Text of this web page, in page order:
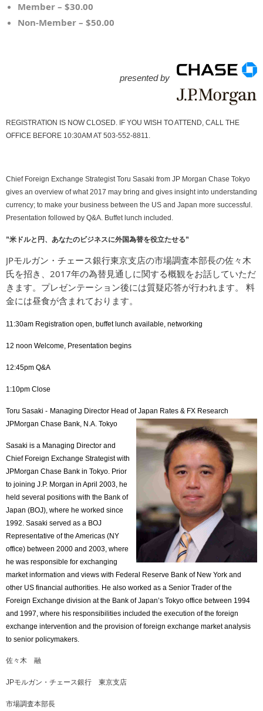
Member – $30.00
Non-Member – $50.00
presented by
REGISTRATION IS NOW CLOSED. IF YOU WISH TO ATTEND, CALL THE
OFFICE BEFORE 10:30AM AT 503-552-8811.
Chief Foreign Exchange Strategist Toru Sasaki from JP Morgan Chase Tokyo
gives an overview of what 2017 may bring and gives insight into understanding
currency; to make your business between the US and Japan more successful.
Presentation followed by Q&A. Buffet lunch included.
”米ドルと円、 あなたのビジネスに外国為替を役立たせる”
JPモルガン・チェース銀行東京支店の市場調査本部長の佐々木
氏を招き、 2017年の為替見通しに関する概観をお話していただ
きます。プレゼンテーション後には質疑応答が行われます。
料
金には昼食が含まれております。
11:30am Registration open, buffet lunch available, networking
12 noon Welcome, Presentation begins
12:45pm Q&A
1:10pm Close
Toru Sasaki - Managing Director Head of Japan Rates & FX Research
JPMorgan Chase Bank, N.A. Tokyo
Sasaki is a Managing Director and
Chief Foreign Exchange Strategist with
JPMorgan Chase Bank in Tokyo. Prior
to joining J.P. Morgan in April 2003, he
held several positions with the Bank of
Japan (BOJ), where he worked since
1992. Sasaki served as a BOJ
Representative of the Americas (NY
office) between 2000 and 2003, where
he was responsible for exchanging
market information and views with Federal Reserve Bank of New York and
other US financial authorities. He also worked as a Senior Trader of the
Foreign Exchange division at the Bank of Japan’s Tokyo office between 1994
and 1997, where his responsibilities included the execution of the foreign
exchange intervention and the provision of foreign exchange market analysis
to senior policymakers.
佐々木 融
JPモルガン・チェース銀行 東京支店
市場調査本部長